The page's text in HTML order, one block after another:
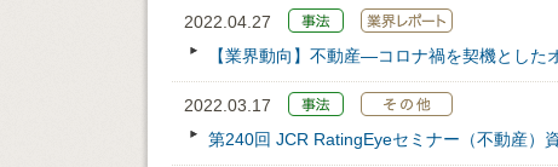
2022.04.27
【業界動向】不動産―コロナ禍を契機とし
2022.03.17
第240回 JCR RatingEyeセミナー（不動産）